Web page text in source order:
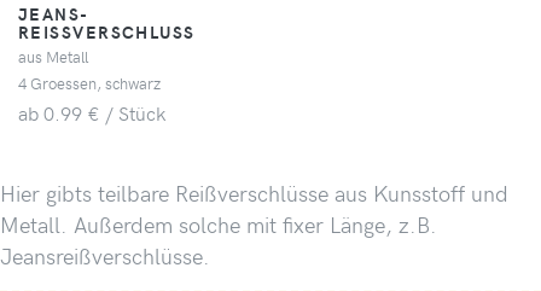
JEANS-
REISSVERSCHLUSS
aus Metall
4 Groessen, schwarz
ab 0.99 € / Stück
Hier gibts teilbare Reißverschlüsse aus Kunsstoff und
Metall. Außerdem solche mit fixer Länge, z.B.
Jeansreißverschlüsse.